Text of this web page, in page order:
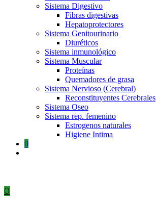
Sistema Digestivo
Fibras digestivas
Hepatoprotectores
Sistema Genitourinario
Diuréticos
Sistema inmunológico
Sistema Muscular
Proteínas
Quemadores de grasa
Sistema Nervioso (Cerebral)
Reconstituyentes Cerebrales
Sistema Oseo
Sistema rep. femenino
Estrogenos naturales
Higiene Intima
0
0